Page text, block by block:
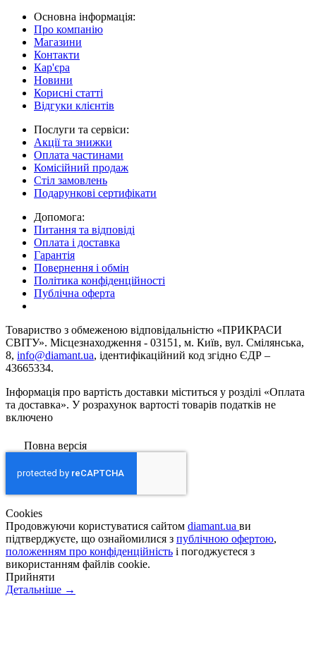
Основна інформація:
Про компанію
Магазини
Контакти
Кар'єра
Новини
Корисні статті
Відгуки клієнтів
Послуги та сервіси:
Акції та знижки
Оплата частинами
Комісійний продаж
Стіл замовлень
Подарункові сертифікати
Допомога:
Питання та відповіді
Оплата і доставка
Гарантія
Повернення і обмін
Політика конфіденційності
Публічна оферта
Товариство з обмеженою вiдповiдальнiстю «ПРИКРАСИ
СВІТУ». Місцезнаходження - 03151, м. Київ, вул. Смілянська,
8, info@diamant.ua, ідентифікаційний код згідно ЄДР –
43665334.
Інформація про вартість доставки міститься у розділі «Оплата
та доставка». У розрахунок вартості товарів податків не
включено
Повна версія
Сookies
Продовжуючи користуватися сайтом diamant.ua ви
підтверджуєте, що ознайомилися з публічною офертою,
положенням про конфіденційність і погоджуєтеся з
використанням файлів cookie.
Прийняти
Детальніше →